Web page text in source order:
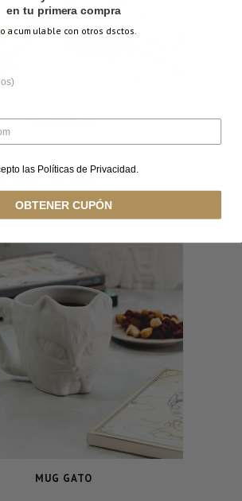
SET BAÑERA
MUG GATO
en tu primera compra
acumulable con otros dsctos.
las Políticas de Privacidad.
OBTENER CUPÓN